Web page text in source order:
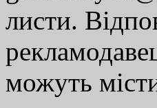
листи.
можуть